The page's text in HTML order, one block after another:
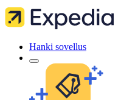
Hanki sovellus